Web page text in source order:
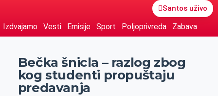
Santos uživo
Izdvajamo Vesti Emisije Sport Poljoprivreda Zabava
Bečka šnicla – razlog zbog
kog studenti propuštaju
predavanja